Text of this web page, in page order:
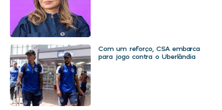
Com um reforço, CSA embarca
para jogo contra o Uberlândia